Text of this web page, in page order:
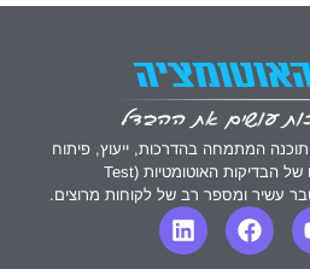
המתמחה בהדרכות, ייעוץ, פיתוח
והטמעה של מערכות בתחום של הבדיקות האוטומטיות (Test